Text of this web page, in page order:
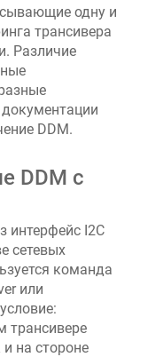
одну и
трансивера
Различие
DDM.
DDM с
интерфейс I2C
сетевых
команда
или
трансивере
на стороне